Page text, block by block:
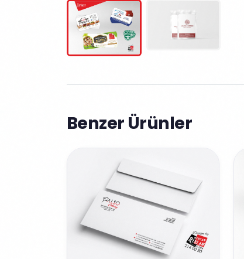
Benzer Ürünler